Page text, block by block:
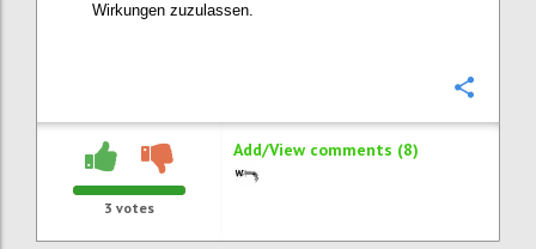
Wirkungen zuzulassen.
3 votes
Add/View comments (8)